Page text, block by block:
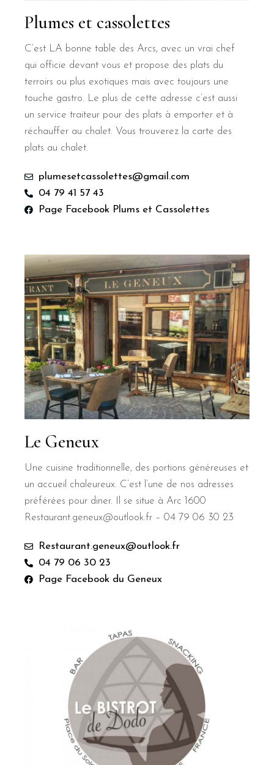
Plumes et cassolettes
C’est LA bonne table des Arcs, avec un vrai chef
qui officie devant vous et propose des plats du
terroirs ou plus exotiques mais avec toujours une
touche gastro. Le plus de cette adresse c’est aussi
un service traiteur pour des plats à emporter et à
réchauffer au chalet. Vous trouverez la carte des
plats au chalet.
plumesetcassolettes@gmail.com
04 79 41 57 43
Page Facebook Plums et Cassolettes
Le Geneux
Une cuisine traditionnelle, des portions généreuses et
un accueil chaleureux. C’est l’une de nos adresses
préférées pour diner. Il se situe à Arc 1600
Restaurant.geneux@outlook.fr – 04 79 06 30 23
Restaurant.geneux@outlook.fr
04 79 06 30 23
Page Facebook du Geneux